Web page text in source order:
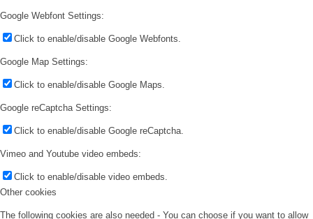
Google Webfont Settings:
Click to enable/disable Google Webfonts.
Google Map Settings:
Click to enable/disable Google Maps.
Google reCaptcha Settings:
Click to enable/disable Google reCaptcha.
Vimeo and Youtube video embeds:
Click to enable/disable video embeds.
Other cookies
The following cookies are also needed - You can choose if you want to allow